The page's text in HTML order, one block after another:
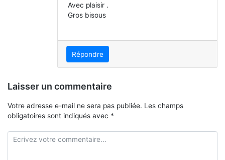
Avec plaisir .
Gros bisous
Répondre
Laisser un commentaire
Votre adresse e-mail ne sera pas publiée. Les champs
obligatoires sont indiqués avec *